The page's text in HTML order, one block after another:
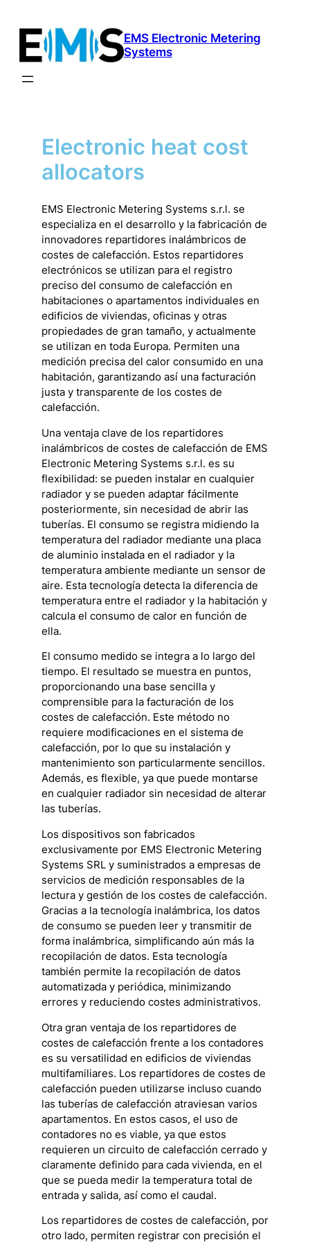
contenido
EMS Electronic Metering
Systems
Electronic heat cost
allocators
EMS Electronic Metering Systems s.r.l. se
especializa en el desarrollo y la fabricación de
innovadores repartidores inalámbricos de
costes de calefacción. Estos repartidores
electrónicos se utilizan para el registro
preciso del consumo de calefacción en
habitaciones o apartamentos individuales en
edificios de viviendas, oficinas y otras
propiedades de gran tamaño, y actualmente
se utilizan en toda Europa. Permiten una
medición precisa del calor consumido en una
habitación, garantizando así una facturación
justa y transparente de los costes de
calefacción.
Una ventaja clave de los repartidores
inalámbricos de costes de calefacción de EMS
Electronic Metering Systems s.r.l. es su
flexibilidad: se pueden instalar en cualquier
radiador y se pueden adaptar fácilmente
posteriormente, sin necesidad de abrir las
tuberías. El consumo se registra midiendo la
temperatura del radiador mediante una placa
de aluminio instalada en el radiador y la
temperatura ambiente mediante un sensor de
aire. Esta tecnología detecta la diferencia de
temperatura entre el radiador y la habitación y
calcula el consumo de calor en función de
ella.
El consumo medido se integra a lo largo del
tiempo. El resultado se muestra en puntos,
proporcionando una base sencilla y
comprensible para la facturación de los
costes de calefacción. Este método no
requiere modificaciones en el sistema de
calefacción, por lo que su instalación y
mantenimiento son particularmente sencillos.
Además, es flexible, ya que puede montarse
en cualquier radiador sin necesidad de alterar
las tuberías.
Los dispositivos son fabricados
exclusivamente por EMS Electronic Metering
Systems SRL y suministrados a empresas de
servicios de medición responsables de la
lectura y gestión de los costes de calefacción.
Gracias a la tecnología inalámbrica, los datos
de consumo se pueden leer y transmitir de
forma inalámbrica, simplificando aún más la
recopilación de datos. Esta tecnología
también permite la recopilación de datos
automatizada y periódica, minimizando
errores y reduciendo costes administrativos.
Otra gran ventaja de los repartidores de
costes de calefacción frente a los contadores
es su versatilidad en edificios de viviendas
multifamiliares. Los repartidores de costes de
calefacción pueden utilizarse incluso cuando
las tuberías de calefacción atraviesan varios
apartamentos. En estos casos, el uso de
contadores no es viable, ya que estos
requieren un circuito de calefacción cerrado y
claramente definido para cada vivienda, en el
que se pueda medir la temperatura total de
entrada y salida, así como el caudal.
Los repartidores de costes de calefacción, por
otro lado, permiten registrar con precisión el